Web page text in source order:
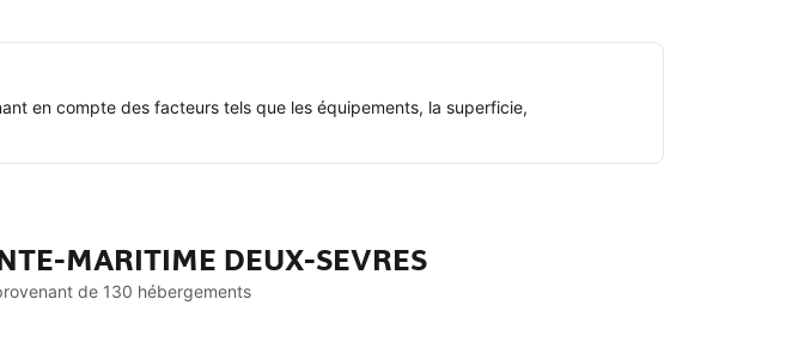
en compte des facteurs tels que les équipements, la superficie,
MARITIME DEUX-SEVRES
de 130 hébergements